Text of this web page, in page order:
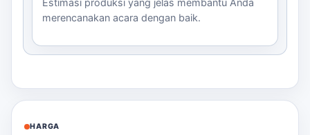
Estimasi produksi yang jelas membantu Anda
merencanakan acara dengan baik.
HARGA